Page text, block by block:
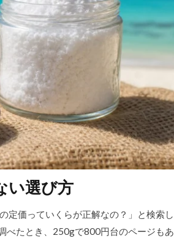
い選び方
定価っていくらが正解なの？」と検索し
べたとき、250gで800円台のページもあ